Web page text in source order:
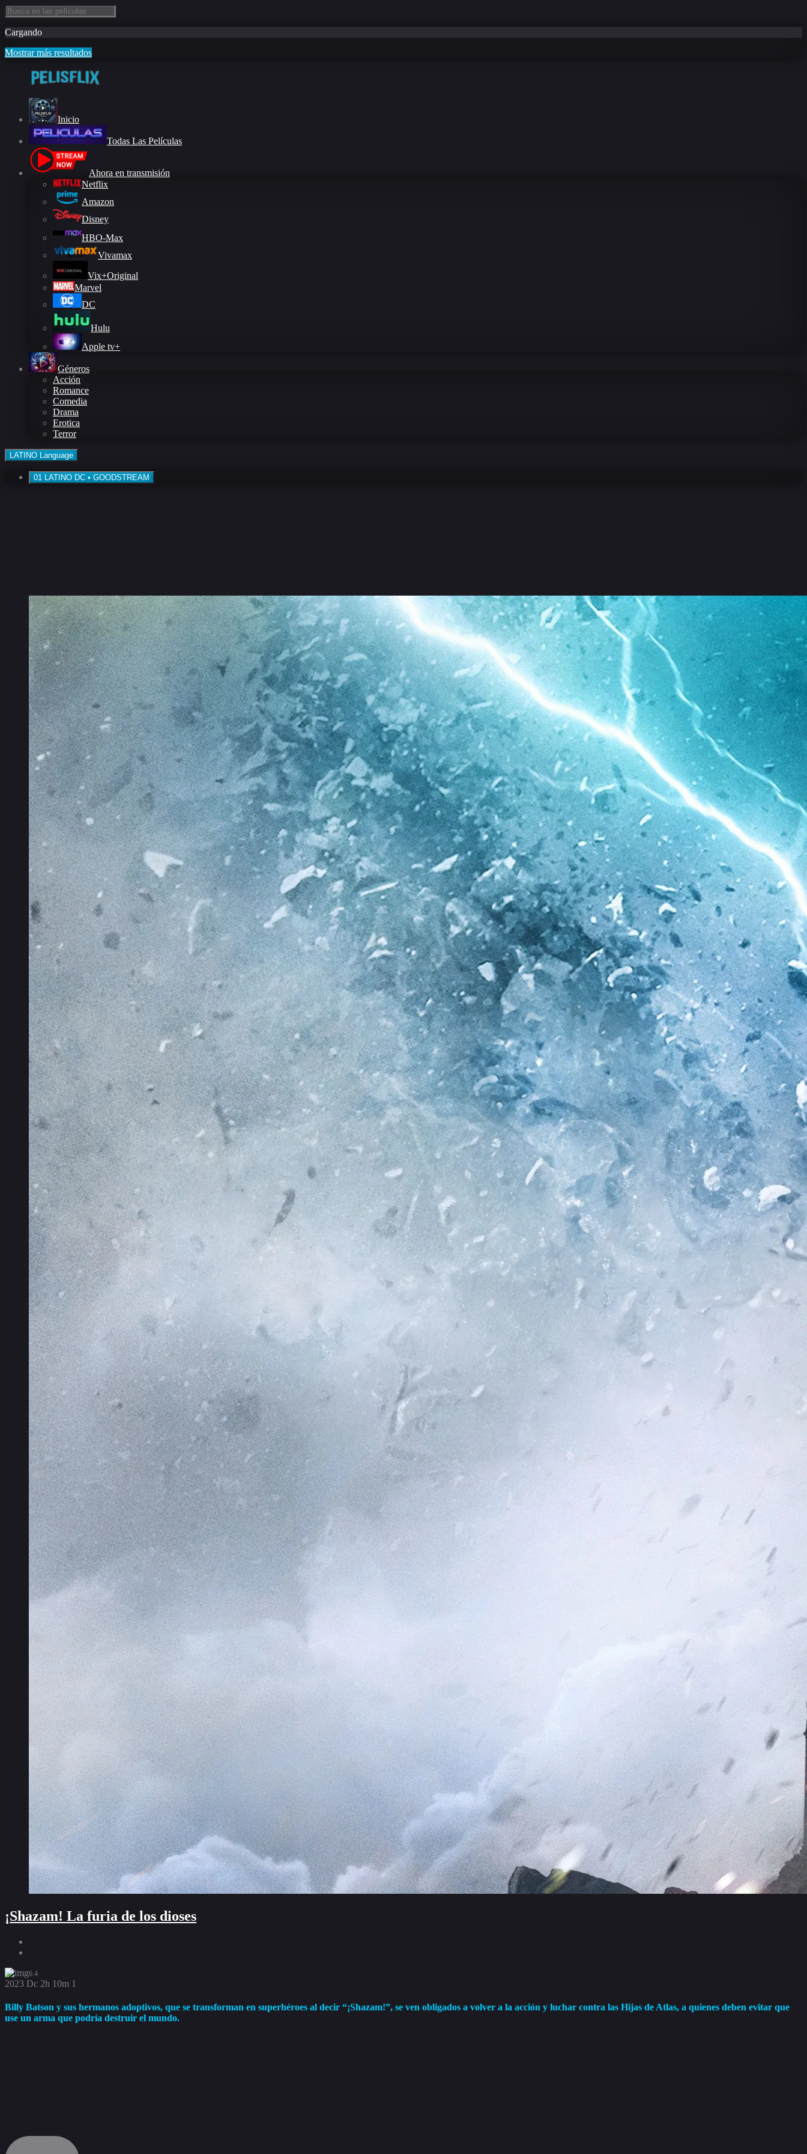
Cargando
Mostrar más resultados
Inicio
Todas Las Películas
Ahora en transmisión
Netflix
Amazon
Disney
HBO-Max
Vivamax
Vix+Original
Marvel
DC
Hulu
Apple tv+
Géneros
Acción
Romance
Comedia
Drama
Erotica
Terror
LATINO Language
01 LATINO DC • GOODSTREAM
¡Shazam! La furia de los dioses
6.4
2023 Dc 2h 10m 1
Billy Batson y sus hermanos adoptivos, que se transforman en superhéroes al decir “¡Shazam!”, se ven obligados a volver a la acción y luchar contra las Hijas de Atlas, a quienes deben evitar que
use un arma que podría destruir el mundo.